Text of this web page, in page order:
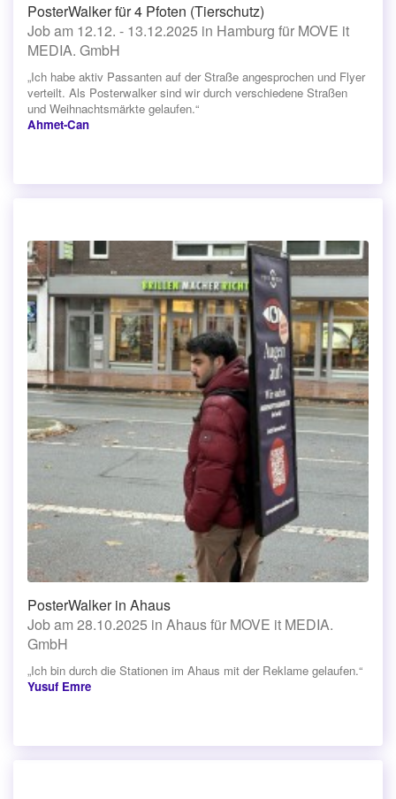
PosterWalker für 4 Pfoten (Tierschutz)
Job am 12.12. - 13.12.2025 in Hamburg für MOVE it
MEDIA. GmbH
„Ich habe aktiv Passanten auf der Straße angesprochen und Flyer
verteilt. Als Posterwalker sind wir durch verschiedene Straßen
und Weihnachtsmärkte gelaufen.“
Ahmet-Can
PosterWalker in Ahaus
Job am 28.10.2025 in Ahaus für MOVE it MEDIA.
GmbH
„Ich bin durch die Stationen im Ahaus mit der Reklame gelaufen.“
Yusuf Emre